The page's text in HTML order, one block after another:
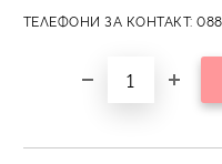
ТЕЛЕФОНИ ЗА КОНТАКТ: